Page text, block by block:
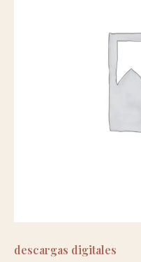
descargas digitales